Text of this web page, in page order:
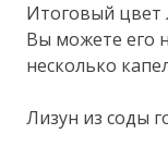
Итоговый цвет
Вы можете его
несколько
Лизун из соды